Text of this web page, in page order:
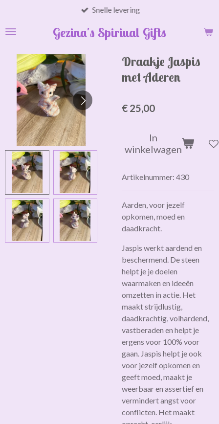
naar
hoofdinhoud
Gezina's Spiriual Gifts
Snelle levering
Draakje Jaspis
met Aderen
€ 25,00
In
winkelwagen
Artikelnummer: 430
Aarden, voor jezelf
opkomen, moed en
daadkracht.
Jaspis werkt aardend en
beschermend. De steen
helpt je je doelen
waarmaken en ideeën
omzetten in actie. Het
maakt strijdlustig,
daadkrachtig, volhardend,
vastberaden en helpt je
ergens voor 100% voor
gaan. Jaspis helpt je ook
voor jezelf opkomen en
geeft moed, maakt je
weerbaar en assertief en
vermindert angst voor
conflicten. Het maakt